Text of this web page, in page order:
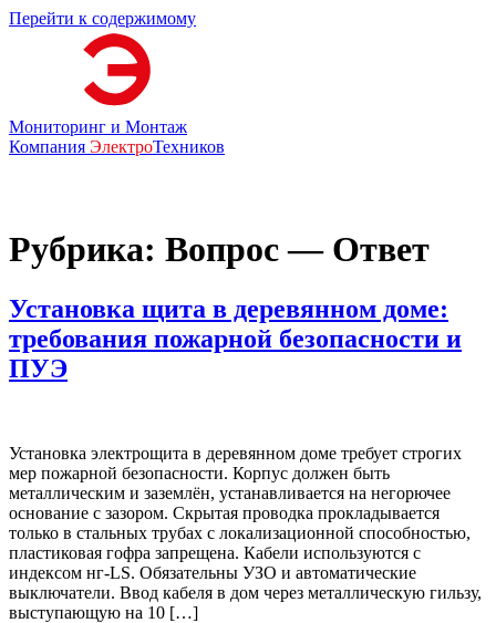
Перейти к содержимому
Мониторинг и Монтаж
Компания ЭлектроТехников
Рубрика: Вопрос — Ответ
Установка щита в деревянном доме:
требования пожарной безопасности и
ПУЭ
Установка электрощита в деревянном доме требует строгих
мер пожарной безопасности. Корпус должен быть
металлическим и заземлён, устанавливается на негорючее
основание с зазором. Скрытая проводка прокладывается
только в стальных трубах с локализационной способностью,
пластиковая гофра запрещена. Кабели используются с
индексом нг-LS. Обязательны УЗО и автоматические
выключатели. Ввод кабеля в дом через металлическую гильзу,
выступающую на 10 […]